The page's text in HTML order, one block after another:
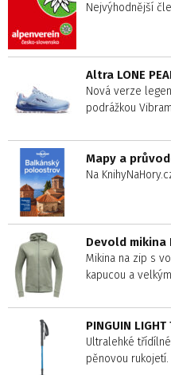
Nejvýhodnější
Altra LONE
Nová verze
podrážkou
Mapy a
Na
Devold mikina
Mikina na zip s
kapucou a
PINGUIN LIGHT
Ultralehké
pěnovou rukojetí.